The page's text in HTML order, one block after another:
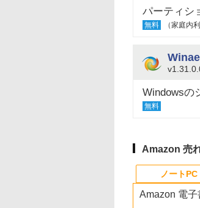
パーティシ
無料 （家庭内
Windowsの
無料
Amazon 売
ノートPC
Amazon 電